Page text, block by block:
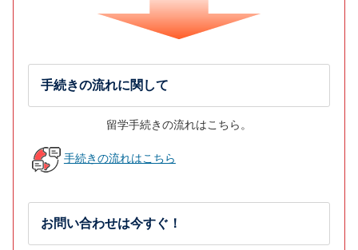
手続きの流れに関して
留学手続きの流れはこちら。
手続きの流れはこちら
お問い合わせは今すぐ！